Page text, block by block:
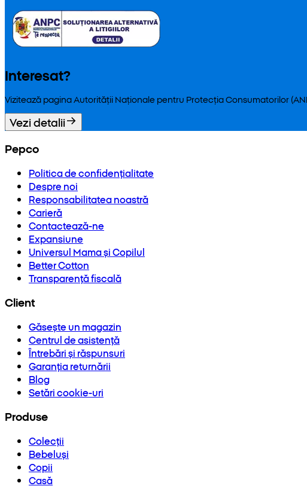
Interesat?
Vizitează pagina Autorității Naționale pentru Protecția Consumatorilor
Vezi detalii
Pepco
Politica de confidențialitate
Despre noi
Responsabilitatea noastră
Carieră
Contactează-ne
Expansiune
Universul Mama și Copilul
Better Cotton
Transparență fiscală
Client
Găsește un magazin
Centrul de asistență
Întrebări și răspunsuri
Garanția returnării
Blog
Setări cookie-uri
Produse
Colecții
Bebeluși
Copii
Casă